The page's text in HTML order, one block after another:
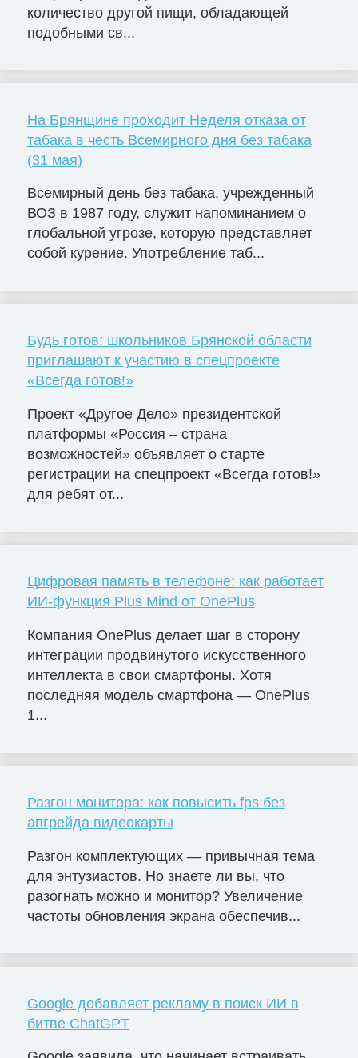
количество другой пищи, обладающей
подобными св...
На Брянщине проходит Неделя отказа от
табака в честь Всемирного дня без табака
(31 мая)
Всемирный день без табака, учрежденный
ВОЗ в 1987 году, служит напоминанием о
глобальной угрозе, которую представляет
собой курение. Употребление таб...
Будь готов: школьников Брянской области
приглашают к участию в спецпроекте
«Всегда готов!»
Проект «Другое Дело» президентской
платформы «Россия – страна
возможностей» объявляет о старте
регистрации на спецпроект «Всегда готов!»
для ребят от...
Цифровая память в телефоне: как работает
ИИ-функция Plus Mind от OnePlus
Компания OnePlus делает шаг в сторону
интеграции продвинутого искусственного
интеллекта в свои смартфоны. Хотя
последняя модель смартфона — OnePlus
1...
Разгон монитора: как повысить fps без
апгрейда видеокарты
Разгон комплектующих — привычная тема
для энтузиастов. Но знаете ли вы, что
разогнать можно и монитор? Увеличение
частоты обновления экрана обеспечив...
Google добавляет рекламу в поиск ИИ в
битве ChatGPT